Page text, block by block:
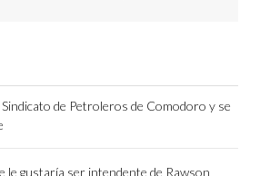
de Petroleros de Comodoro y se
le gustaría ser intendente de Rawson